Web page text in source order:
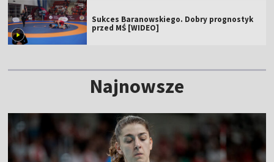
Sukces Baranowskiego. Dobry prognostyk
przed MŚ [WIDEO]
Najnowsze